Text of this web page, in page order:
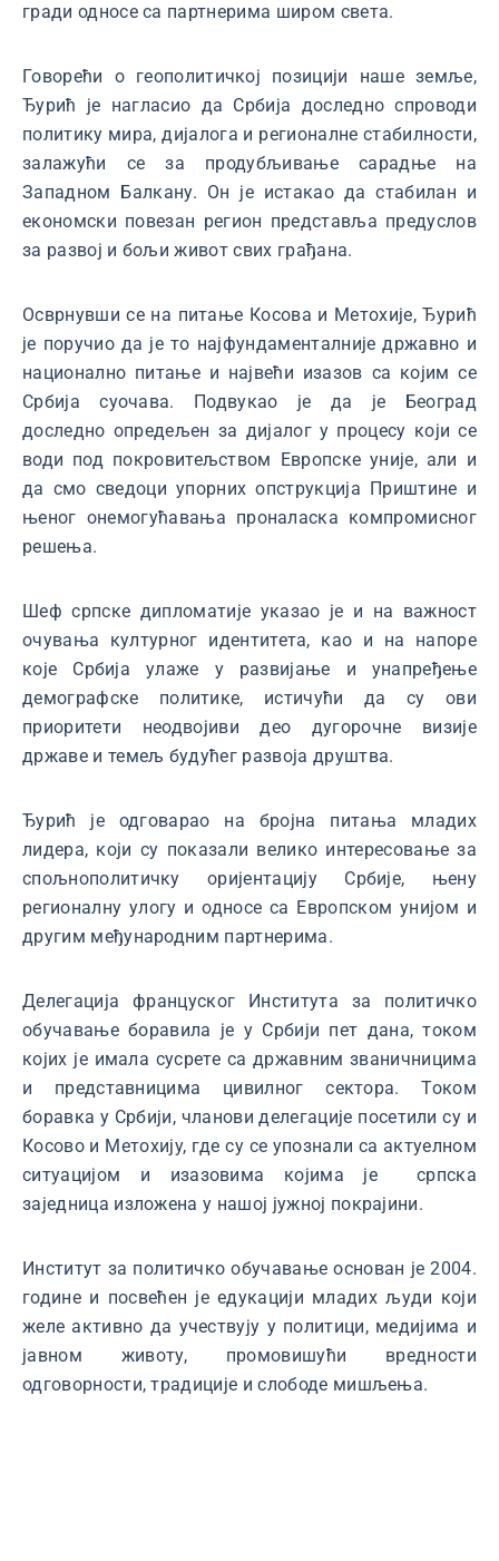
гради односе са партнерима широм света.
Говорећи о геополитичкој позицији наше земље,
Ђурић је нагласио да Србија доследно спроводи
политику мира, дијалога и регионалне стабилности,
залажући се за продубљивање сарадње на
Западном Балкану. Он је истакао да стабилан и
економски повезан регион представља предуслов
за развој и бољи живот свих грађана.
Осврнувши се на питање Косова и Метохије, Ђурић
је поручио да је то најфундаменталније државно и
национално питање и највећи изазов са којим се
Србија суочава. Подвукао је да је Београд
доследно опредељен за дијалог у процесу који се
води под покровитељством Европске уније, али и
да смо сведоци упорних опструкција Приштине и
њеног онемогућавања проналаска компромисног
решења.
Шеф српске дипломатије указао је и на важност
очувања културног идентитета, као и на напоре
које Србија улаже у развијање и унапређење
демографске политике, истичући да су ови
приоритети неодвојиви део дугорочне визије
државе и темељ будућег развоја друштва.
Ђурић је одговарао на бројна питања младих
лидера, који су показали велико интересовање за
спољнополитичку оријентацију Србије, њену
регионалну улогу и односе са Европском унијом и
другим међународним партнерима.
Делегација француског Института за политичко
обучавање боравила је у Србији пет дана, током
којих је имала сусрете са државним званичницима
и представницима цивилног сектора. Током
боравка у Србији, чланови делегације посетили су и
Косово и Метохију, где су се упознали са актуелном
ситуацијом и изазовима којима је српска
заједница изложена у нашој јужној покрајини.
Институт за политичко обучавање основан је 2004.
године и посвећен је едукацији младих људи који
желе активно да учествују у политици, медијима и
јавном животу, промовишући вредности
одговорности, традиције и слободе мишљења.